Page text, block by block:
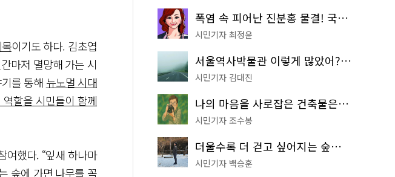
이기도 하다. 김초엽
마저 멸망해 가는 시
를 통해 뉴노멀 시대
할을 시민들이 함께
여했다. “잎새 하나마
숲에 가면 나무를 꼭
폭염 속 피어난 진분홍 물결! 국립중앙박물관 배롱나무 명소
시민기자 최정윤
서울역사박물관 이렇게 많았어? 주말마다 한 곳씩 떠나는 역사 산책
시민기자 김대진
나의 마음을 사로잡은 건축물은? '서울시 건축상' 수상작 공개!
시민기자 조수봉
더울수록 더 걷고 싶어지는 숲길! 서울둘레길 '아차산 코스'
시민기자 백승훈